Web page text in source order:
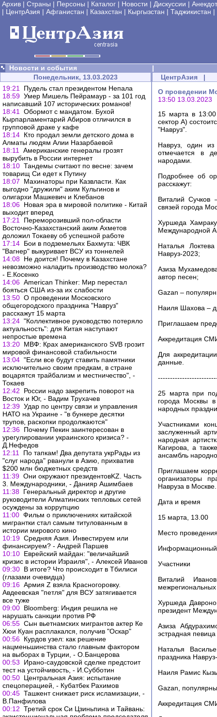
Архив | Страны | Персоны | Каталог | Новости | Дискуссии |
| ЦентрАзия | Афганистан | Казахстан | Кыргызстан | Таджикистан |
Новости и события
|
Понедельник, 13.03.2023
19:21
Пудель стал президентом Непала
18:59 Умер Мишель Пейрамаур - за 101 год
написавший 107 исторических романов!
18:41
Обормот с мандатом. Бухой
Кырпарламентарий Абиров отличился в
групповой драке у кафе
18:14 Кто продал земли детского дома в
Алматы людям Алии Назарбаевой
18:11
Американские генералы грозят
вырубить в России интернет
18:10 Тандемы считают по весне: зачем
товарищ Си едет к Путину
18:07
Махинаторы при Казвласти. Как
выгодно "дружили" аким Кульгинов и
олигархи Машкевич и Клебанов
18:06 Новая эра в мировой политике - Китай
выходит вперед
17:21
Переморозивший пол-области
Восточно-Казахстанский аким Ахметов
доложил Токаеву об успешной работе
17:14 Бои в подземельях Бахмута: ЧВК
"Вагнер" выкуривает ВСУ из тоннелей
14:08 Не доится! Почему в Казахстане
невозможно наладить производство молока?
- Е.Косенко
14:06 American Thinker: Мир перестал
бояться США из-за их слабости
13:50 О проведении Московского
общегородского праздника "Навруз"
расскажут 15 марта
13:24 "Коллективное руководство потеряло
актуальность": для Китая наступают
непростые времена
13:20 МВФ: Крах американского SVB грозит
мировой финансовой стабильности
13:04 "Если все будут ставить памятники
исключительно своим предкам, в стране
воцарятся трайбализм и местничество", -
Токаев
12:42
России надо закрепить поворот на
Восток и Юг, - Вадим Трухачев
12:39 Удар по центру связи и управления
НАТО на Украине - "в бункере десятки
трупов, раскопки продолжаются"
12:36 Почему Пекин заинтересован в
урегулировании украинского кризиса? -
Д.Нефедов
12:11
По тапкам! Два депутата укрРады из
"слуг народа" рванули в Азию, прихватив
$200 млн бюджетных средств
11:39 Они окружают президентовKZ. Часть
3. Международники, - Данияр Ашимбаев
11:38 Генеральный директор и другие
руководители Алматинских тепловых сетей
осуждены за коррупцию
11:00 Фильм о приключениях китайской
мигрантки стал самым титулованным в
истории мирового кино
10:19 Средняя Азия. Инвестируем или
финансируем? - Андрей Паршев
10:10 Еврейский майдан: "величайший
кризис в истории Израиля", - Алексей Иванов
09:30 В итоге? Что происходит в Тбилиси
(глазами очевидца)
09:16 Армия Z взяла Красногоровку.
Авдеевская "петля" для ВСУ затягивается
все туже
09:00 Bloomberg: Индия решила не
нарушать санкции против РФ
06:55 Сын вьетнамских мигрантов актер Ке
Хюи Куан расплакался, получив "Оскар"
00:56 Курдов узел: как решение
нацменьшинства стало главным фактором
на выборах в Турции, - О.Банцерова
00:53
Ирано-саудовской сделке предстоит
тест на устойчивость, - И.Субботин
00:50 Центральная Азия: испытание
спецоперацией, - Кубатбек Рахимов
00:45 Ташкент снижает риск исламизации, -
В.Панфилова
00:12 Третий срок Си Цзиньпина и Тайвань:
ЦентрАзия |
О проведении
13:50 13.03.2023
15 марта в
сектор А)
"Навруз".
Навруз, один из
отмечается в
народами.
Подробнее об
расскажут:
Виталий Сучков
связей города
Хуршеда
Международной
Наталья
Навруз-2023;
Азиза
автор песен;
Gazan –
Наиля Шахова –
Приглашаем
Аккредитация
Для
данные.
25 марта при
города Москвы в
народных
Участниками
заслуженный
народная
Кагирова, а
ансамбль
Приглашаем
организаторы
Навруза в Москве.
Дата и время
15 марта, 13.00
Место
Информационный
Участники
Виталий
Хуршеда
президент
Азиза
эстрадная
Наталья
праздника
Наиля Рамис
Gazan,
Аккредитация